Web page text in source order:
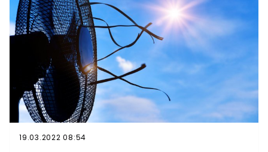
IMGW wynika, że w ciągu tygodnia odnotowano roczną
normę upalnych dni, które zwykle odnotowuje się w
Polsce.Wobec trudnego do zniesienia skwaru, przed
którym przestrzegał też choćby wspomniany Instytut
Meteorologii i Gospodarki Wodnej, zużycie wody wzrosło
czterokrotnie. I w końcu jej zabrakło.
19.03.2022 08:54